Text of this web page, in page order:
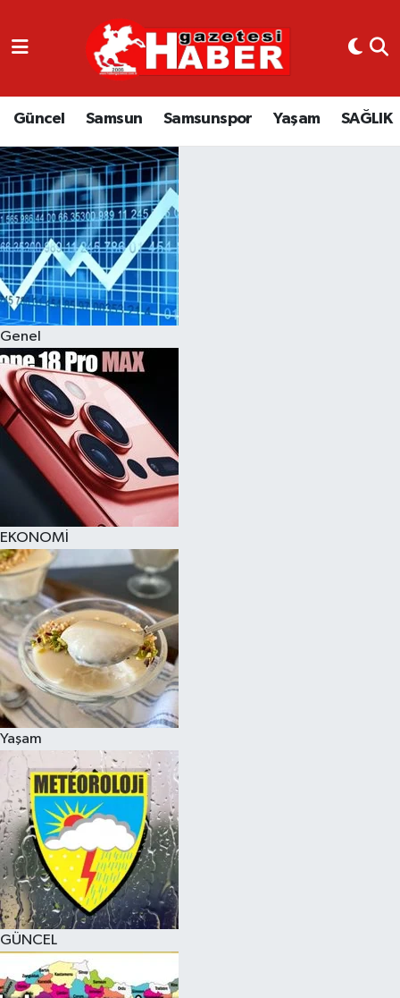
Güncel Samsun Samsunspor Yaşam SAĞLIK
Genel
EKONOMİ
Yaşam
GÜNCEL
GÜNCEL
SAMSUN
SAMSUNSPOR
EKONOMİ
YAŞAM